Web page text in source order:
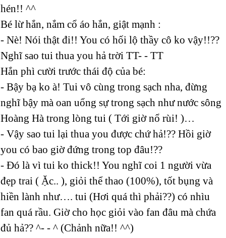
hén!! ^^
Bé lừ hắn, nắm cổ áo hắn, giật mạnh :
- Nè! Nói thật đi!! You có hối lộ thầy cô ko vậy!!??
Nghĩ sao tui thua you hả trời TT- - TT
Hắn phì cười trước thái độ của bé:
- Bậy bạ ko à! Tui vô cùng trong sạch nha, đừng
nghĩ bậy mà oan uổng sự trong sạch như nước sông
Hoàng Hà trong lòng tui ( Tới giờ nổ rùi! )…
- Vậy sao tui lại thua you được chứ hả!?? Hồi giờ
you có bao giờ đứng trong top đâu!??
- Đó là vì tui ko thick!! You nghĩ coi 1 người vừa
đẹp trai ( Ặc.. ), giỏi thể thao (100%), tốt bụng và
hiền lành như…. tui (Hơi quá thì phải??) có nhìu
fan quá rầu. Giờ cho học giỏi vào fan đâu mà chứa
đủ hả?? ^- - ^ (Chảnh nữa!! ^^)